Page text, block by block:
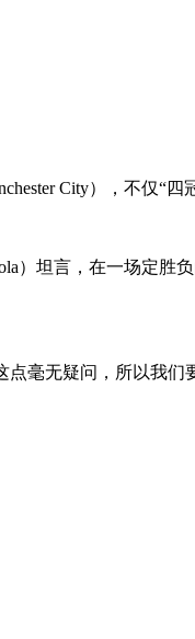
City），不仅“
）坦言，在一场定胜
毫无疑问，所以我